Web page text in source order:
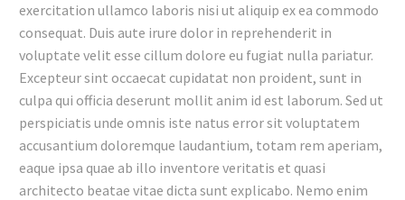
exercitation ullamco laboris nisi ut aliquip ex ea commodo
consequat. Duis aute irure dolor in reprehenderit in
voluptate velit esse cillum dolore eu fugiat nulla pariatur.
Excepteur sint occaecat cupidatat non proident, sunt in
culpa qui officia deserunt mollit anim id est laborum. Sed ut
perspiciatis unde omnis iste natus error sit voluptatem
accusantium doloremque laudantium, totam rem aperiam,
eaque ipsa quae ab illo inventore veritatis et quasi
architecto beatae vitae dicta sunt explicabo. Nemo enim